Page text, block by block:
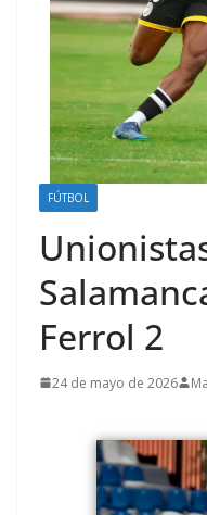
FÚTBOL
Ferrol 2
24 de mayo de 2026